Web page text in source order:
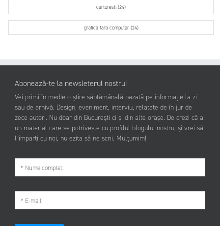
carturesti (24)
grafica fara computer (24)
Abonează-te la newsleterul nostru!
Vei primi în medie o știre săptămânală bazată pe informație la zi
sau de arhivă. Design, eveniment, interviu, relatate de în jur de
zece autori. Nu doar din București ci și din alte orașe. De crezi că ai
un material care se potrivește cu profilul blogului nostru, și vrei să-
l împarți cu noi, nu ezita să ne scrii. Mulțumim!